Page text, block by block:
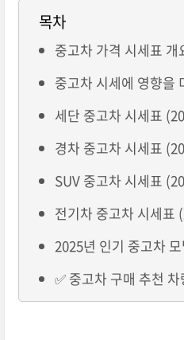
목차
중고차 가격 시세표 개
중고차 시세에 영향을
세단 중고차 시세표
경차 중고차 시세표
SUV 중고차 시세표
전기차 중고차 시세표
2025년 인기 중고차
✅ 중고차 구매 추천 차